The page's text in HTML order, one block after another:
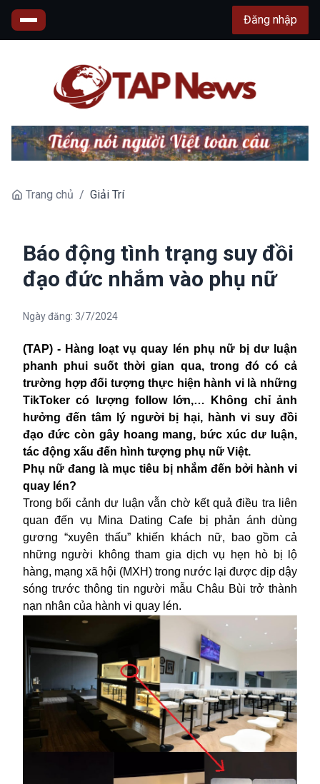
Đăng nhập
Trang chủ / Giải Trí
Báo động tình trạng suy đồi
đạo đức nhắm vào phụ nữ
Ngày đăng: 3/7/2024
(TAP) - Hàng loạt vụ quay lén phụ nữ bị dư luận
phanh phui suốt thời gian qua, trong đó có cả
trường hợp đối tượng thực hiện hành vi là những
TikToker có lượng follow lớn,… Không chỉ ảnh
hưởng đến tâm lý người bị hại, hành vi suy đồi
đạo đức còn gây hoang mang, bức xúc dư luận,
tác động xấu đến hình tượng phụ nữ Việt.
Phụ nữ đang là mục tiêu bị nhắm đến bởi hành vi
quay lén?
Trong bối cảnh dư luận vẫn chờ kết quả điều tra liên
quan đến vụ Mina Dating Cafe bị phản ánh dùng
gương “xuyên thấu” khiến khách nữ, bao gồm cả
những người không tham gia dịch vụ hẹn hò bị lộ
hàng, mạng xã hội (MXH) trong nước lại được dịp dậy
sóng trước thông tin người mẫu Châu Bùi trở thành
nạn nhân của hành vi quay lén.